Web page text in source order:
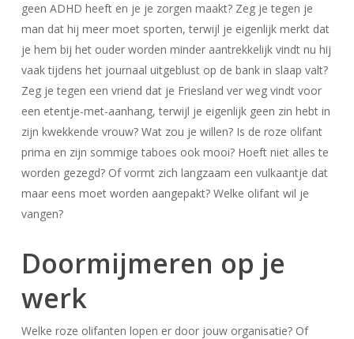
geen ADHD heeft en je je zorgen maakt? Zeg je tegen je
man dat hij meer moet sporten, terwijl je eigenlijk merkt dat
je hem bij het ouder worden minder aantrekkelijk vindt nu hij
vaak tijdens het journaal uitgeblust op de bank in slaap valt?
Zeg je tegen een vriend dat je Friesland ver weg vindt voor
een etentje-met-aanhang, terwijl je eigenlijk geen zin hebt in
zijn kwekkende vrouw? Wat zou je willen? Is de roze olifant
prima en zijn sommige taboes ook mooi? Hoeft niet alles te
worden gezegd? Of vormt zich langzaam een vulkaantje dat
maar eens moet worden aangepakt? Welke olifant wil je
vangen?
Doormijmeren op je
werk
Welke roze olifanten lopen er door jouw organisatie? Of